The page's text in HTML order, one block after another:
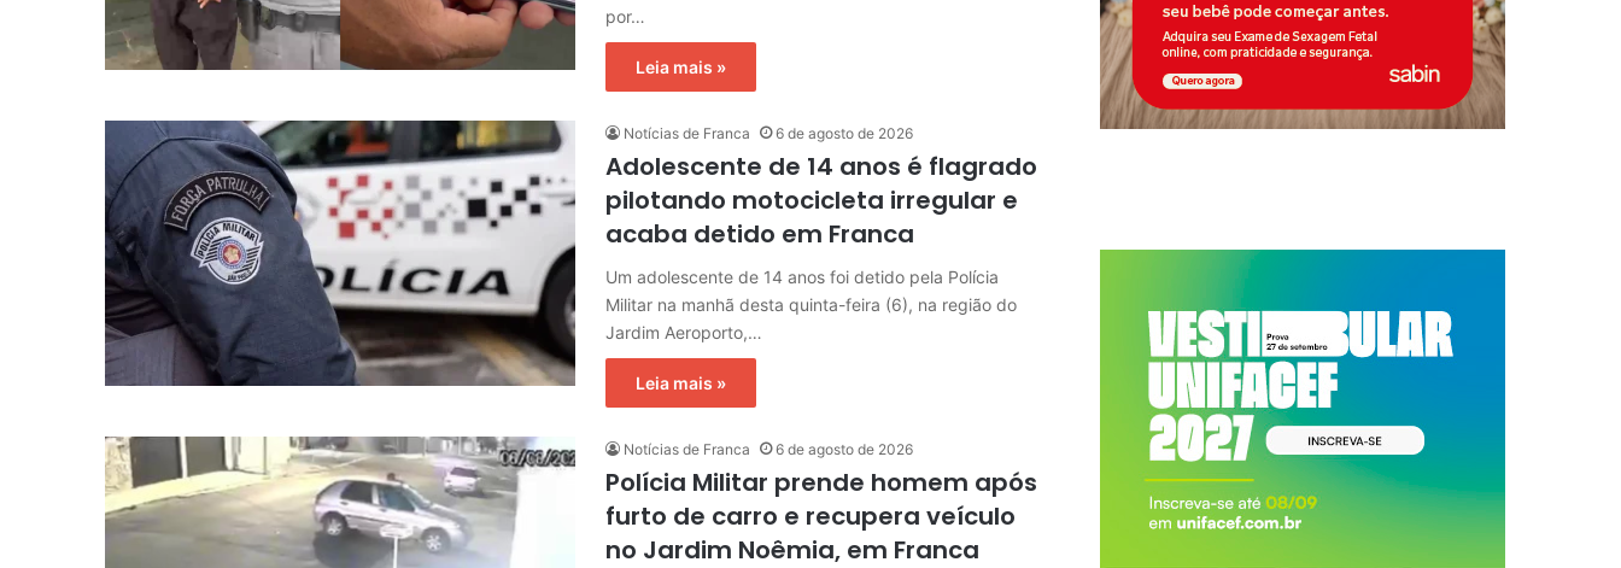
por…
Leia mais »
Notícias de Franca 6 de agosto de 2026
Adolescente de 14 anos é flagrado
pilotando motocicleta irregular e
acaba detido em Franca
Um adolescente de 14 anos foi detido pela Polícia
Militar na manhã desta quinta-feira (6), na região do
Jardim Aeroporto,…
Leia mais »
Notícias de Franca 6 de agosto de 2026
Polícia Militar prende homem após
furto de carro e recupera veículo
no Jardim Noêmia, em Franca